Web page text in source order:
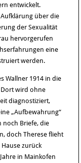
entwickelt.
über die
der Sexualität
hervorgerufen
eine
werden.
Wallner 1914 in die
Dort wird ohne
diagnostiziert,
„Aufbewahrung“
noch Briefe, die
doch Therese flieht
zurück
in Mainkofen